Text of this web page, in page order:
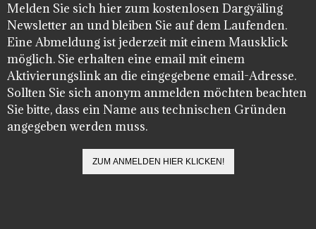
Melden Sie sich hier zum kostenlosen Dargyäling
Newsletter an und bleiben Sie auf dem Laufenden.
Eine Abmeldung ist jederzeit mit einem Mausklick
möglich. Sie erhalten eine email mit einem
Aktivierungslink an die eingegebene email-Adresse.
Sollten Sie sich anonym anmelden möchten beachten
Sie bitte, dass ein Name aus technischen Gründen
angegeben werden muss.